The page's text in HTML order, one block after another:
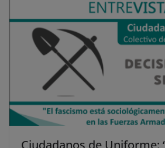
Ciudadanos de Uniforme: